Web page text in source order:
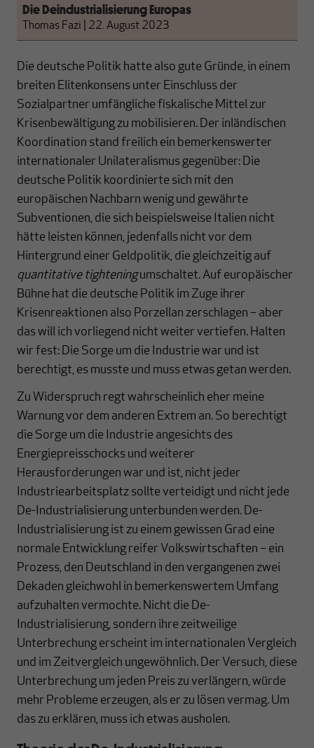
Die Deindustrialisierung Europas
Thomas Fazi 22. August 2023
Die deutsche Politik hatte also gute Gründe, in einem
breiten Elitenkonsens unter Einschluss der
Sozialpartner umfängliche fiskalische Mittel zur
Krisenbewältigung zu mobilisieren. Der inländischen
Koordination stand freilich ein bemerkenswerter
internationaler Unilateralismus gegenüber: Die
deutsche Politik koordinierte sich mit den
europäischen Nachbarn wenig und gewährte
Subventionen, die sich beispielsweise Italien nicht
hätte leisten können, jedenfalls nicht vor dem
Hintergrund einer Geldpolitik, die gleichzeitig auf
quantitative tighteningumschaltet. Auf europäischer
Bühne hat die deutsche Politik im Zuge ihrer
Krisenreaktionen also Porzellan zerschlagen – aber
das will ich vorliegend nicht weiter vertiefen. Halten
wir fest: Die Sorge um die Industrie war und ist
berechtigt, es musste und muss etwas getan werden.
Zu Widerspruch regt wahrscheinlich eher meine
Warnung vor dem anderen Extrem an. So berechtigt
die Sorge um die Industrie angesichts des
Energiepreisschocks und weiterer
Herausforderungen war und ist, nicht jeder
Industriearbeitsplatz sollte verteidigt und nicht jede
De-Industrialisierung unterbunden werden. De-
Industrialisierung ist zu einem gewissen Grad eine
normale Entwicklung reifer Volkswirtschaften – ein
Prozess, den Deutschland in den vergangenen zwei
Dekaden gleichwohl in bemerkenswertem Umfang
aufzuhalten vermochte. Nicht die De-
Industrialisierung, sondern ihre zeitweilige
Unterbrechung erscheint im internationalen Vergleich
und im Zeitvergleich ungewöhnlich. Der Versuch, diese
Unterbrechung um jeden Preis zu verlängern, würde
mehr Probleme erzeugen, als er zu lösen vermag. Um
das zu erklären, muss ich etwas ausholen.